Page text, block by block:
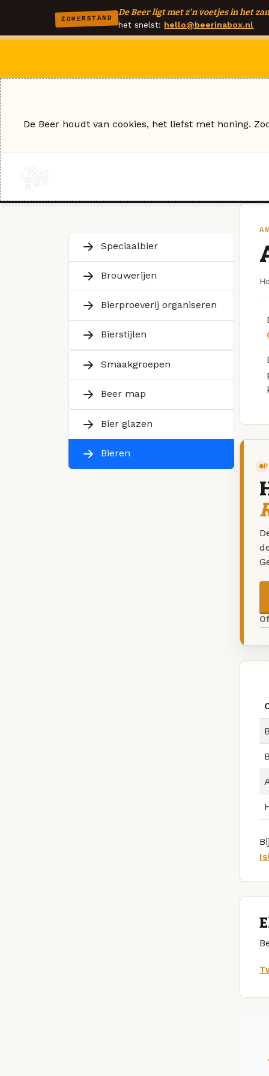
ZOMERSTAND
De Beer ligt met z'n voetjes in het
het snelst: hello@beerinabox.nl
Speciaalbier
Brouwerijen
Bierproeverij organiseren
Bierstijlen
Smaakgroepen
Beer map
Bier glazen
Bieren
De Beer houdt van cookies, het liefst met honing.